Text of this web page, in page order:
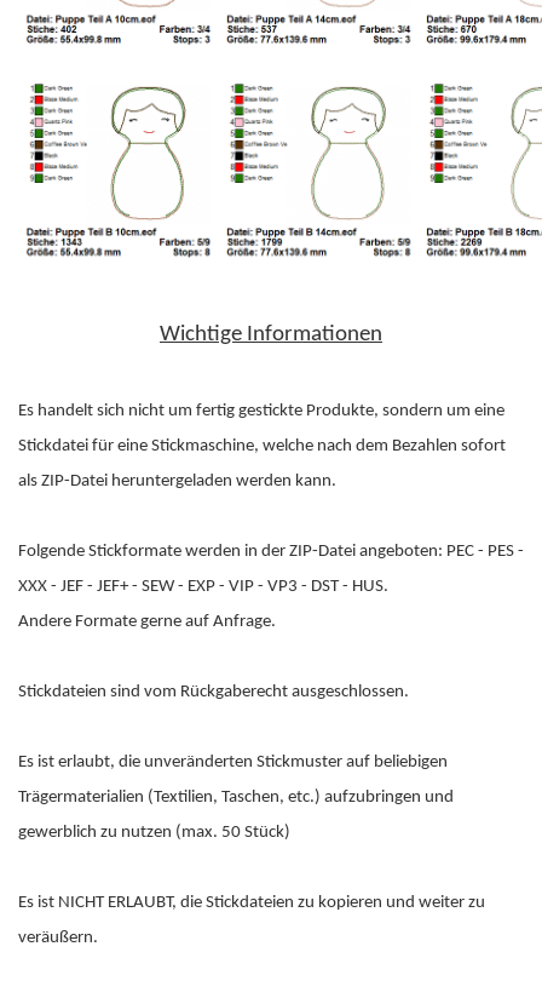
Wichtige Informationen
Es handelt sich nicht um fertig gestickte Produkte, sondern um eine
Stickdatei für eine Stickmaschine, welche nach dem Bezahlen sofort
als ZIP-Datei heruntergeladen werden kann.
Folgende Stickformate werden in der ZIP-Datei angeboten: PEC - PES -
XXX - JEF - JEF+ - SEW - EXP - VIP - VP3 - DST - HUS.
Andere Formate gerne auf Anfrage.
Stickdateien sind vom Rückgaberecht ausgeschlossen.
Es ist erlaubt, die unveränderten Stickmuster auf beliebigen
Trägermaterialien (Textilien, Taschen, etc.) aufzubringen und
gewerblich zu nutzen (max. 50 Stück)
Es ist NICHT ERLAUBT, die Stickdateien zu kopieren und weiter zu
veräußern.